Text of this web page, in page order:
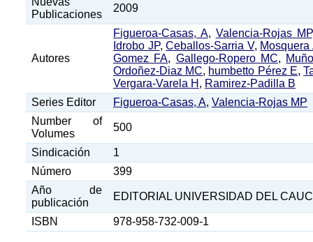
Publicaciones
2009
Autores
Figueroa-Casas, A, Valencia-Rojas MP
Idrobo JP,Ceballos-Sarria V, Mosquera
Gomez FA, Gallego-Ropero MC,
Ordoñez-Diaz MC, humbetto Pérez E,
Vergara-Varela H , Ramirez-Padilla B
Series Editor
Figueroa-Casas, A, Valencia-Rojas MP
Number of
Volumes
500
Sindicación
1
Número
399
Año de
publicación
EDITORIAL UNIVERSIDAD DEL
ISBN 978-958-732-009-1